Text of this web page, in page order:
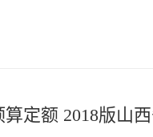
定额 2018版山